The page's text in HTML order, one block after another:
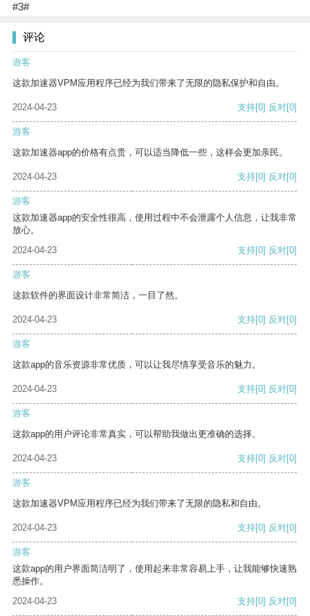
#3#
评论
游客
这款加速器VPM应用程序已经为我们带来了无限的隐私保护和自由。
2024-04-23 支持[0] 反对[0]
游客
这款加速器app的价格有点贵，可以适当降低一些，这样会更加亲民。
2024-04-23 支持[0] 反对[0]
游客
这款加速器app的安全性很高，使用过程中不会泄露个人信息，让我非常
放心。
2024-04-23
支持[0] 反对[0]
游客
这款软件的界面设计非常简洁，一目了然。
2024-04-23 支持[0] 反对[0]
游客
这款app的音乐资源非常优质，可以让我尽情享受音乐的魅力。
2024-04-23 支持[0] 反对[0]
游客
这款app的用户评论非常真实，可以帮助我做出更准确的选择。
2024-04-23 支持[0] 反对[0]
游客
这款加速器VPM应用程序已经为我们带来了无限的隐私和自由。
2024-04-23 支持[0] 反对[0]
游客
这款app的用户界面简洁明了，使用起来非常容易上手，让我能够快速熟
悉操作。
2024-04-23
支持[0] 反对[0]